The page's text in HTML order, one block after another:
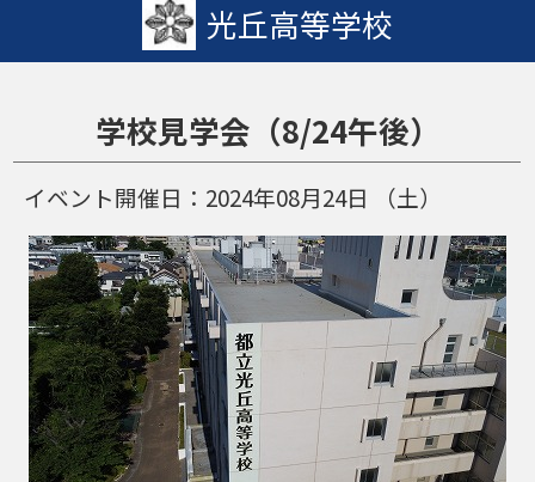
光丘高等学校
学校見学会（8/24午後）
イベント開催日： 2024年08月24日 （土）